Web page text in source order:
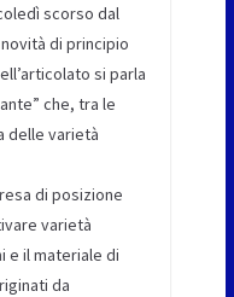
scorso dal
di principio
si parla
che, tra le
delle varietà
di posizione
varietà
e il materiale di
da